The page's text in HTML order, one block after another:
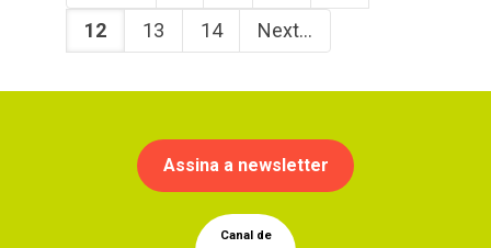
12
13 14 Next
Assina a newsletter
Canal de